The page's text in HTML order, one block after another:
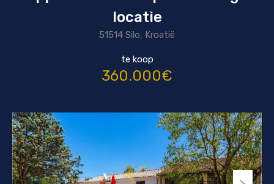
locatie
51514 Silo, Kroatië
te koop
360.000€